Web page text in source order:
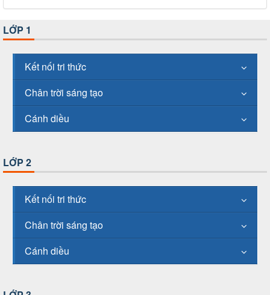
LỚP 1
Kết nối tri thức
Chân trời sáng tạo
Cánh diều
LỚP 2
Kết nối tri thức
Chân trời sáng tạo
Cánh diều